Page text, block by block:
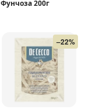
Фунчоза 200г
–22%